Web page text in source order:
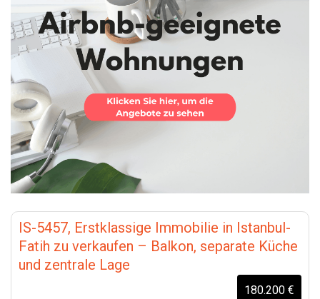
IS-5457, Erstklassige Immobilie in Istanbul-
Fatih zu verkaufen – Balkon, separate Küche
und zentrale Lage
180.200 €